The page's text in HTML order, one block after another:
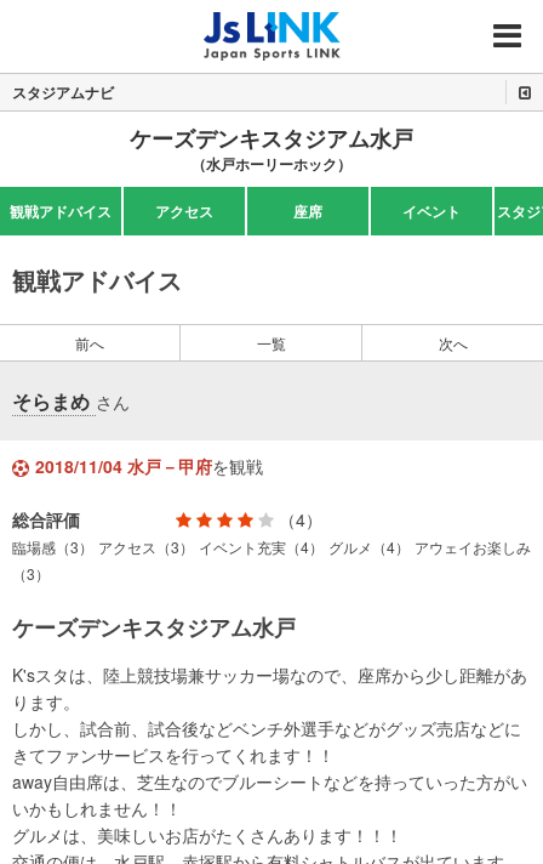
MENU
スタジアムナビ
ケーズデンキスタジアム水戸
（水戸ホーリーホック）
観戦アドバイス アクセス 座席 イベント スタ
観戦アドバイス
前へ 一覧 次へ
そらまめ さん
2018/11/04 水戸－甲府を観戦
総合評価 （4）
臨場感（3） アクセス（3） イベント充実（4） グルメ（4）
アウェイお楽しみ
（3）
ケーズデンキスタジアム水戸
K'sスタは、陸上競技場兼サッカー場なので、座席から少し距離があ
ります。
しかし、試合前、試合後などベンチ外選手などがグッズ売店などに
きてファンサービスを行ってくれます！！
away自由席は、芝生なのでブルーシートなどを持っていった方がい
いかもしれません！！
グルメは、美味しいお店がたくさんあります！！！